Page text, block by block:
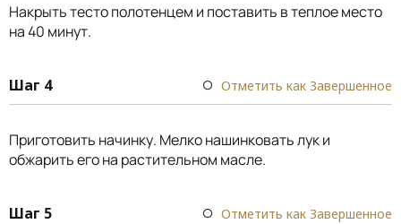
Накрыть тесто полотенцем и поставить в теплое место
на 40 минут.
Шаг 4 Отметить как Завершенное
Приготовить начинку. Мелко нашинковать лук и
обжарить его на растительном масле.
Шаг 5 Отметить как Завершенное